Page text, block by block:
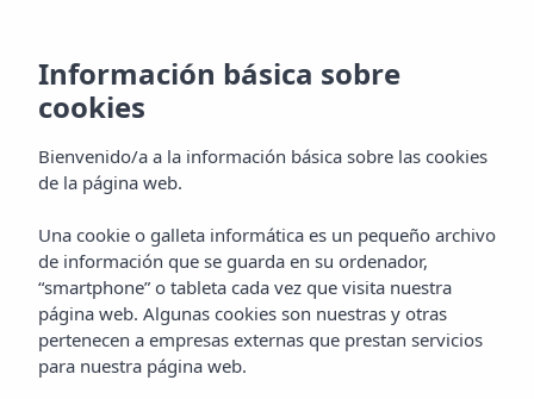
Información básica sobre
cookies
Bienvenido/a a la información básica sobre las cookies
de la página web.
Una cookie o galleta informática es un pequeño archivo
de información que se guarda en su ordenador,
“smartphone” o tableta cada vez que visita nuestra
página web. Algunas cookies son nuestras y otras
pertenecen a empresas externas que prestan servicios
para nuestra página web.